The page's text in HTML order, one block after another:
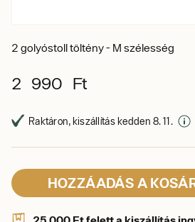
2 golyóstoll töltény - M szélesség
2 990 Ft
Raktáron, kiszállítás kedden 8. 11.
HOZZÁADÁS A